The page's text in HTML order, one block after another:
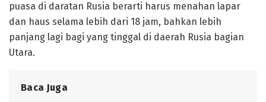
puasa di daratan Rusia berarti harus menahan lapar
dan haus selama lebih dari 18 jam, bahkan lebih
panjang lagi bagi yang tinggal di daerah Rusia bagian
Utara.
Baca Juga